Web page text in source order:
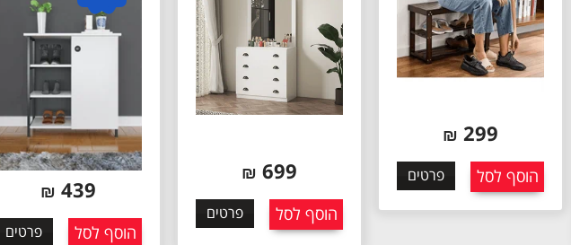
299
₪
הוסף לסל פרטים 699
₪
הוסף לסל פרטים
439
₪
הוסף לסל פרטים